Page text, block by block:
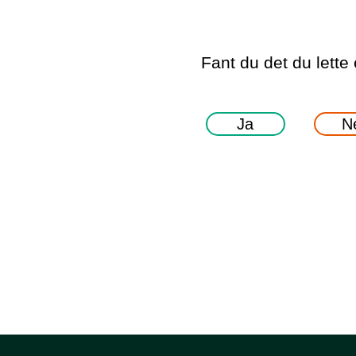
Fant du det du lette
Ja